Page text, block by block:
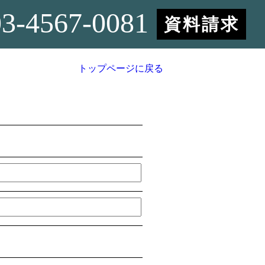
4567-0081 資料請求
トップページに戻る